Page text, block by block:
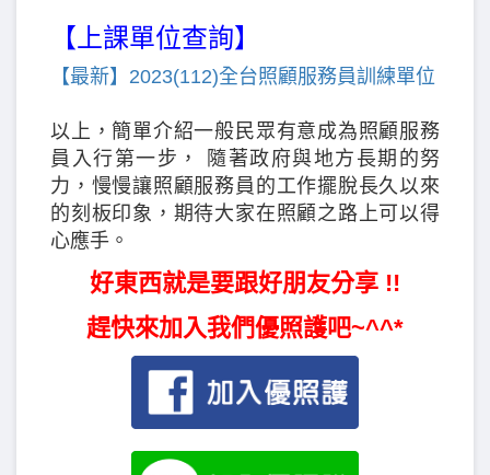
【上課單位查詢】
【最新】2023(112)全台照顧服務員訓練單位
以上，簡單介紹一般民眾有意成為照顧服務
員入行第一步， 隨著政府與地方長期的努
力，慢慢讓照顧服務員的工作擺脫長久以來
的刻板印象，期待大家在照顧之路上可以得
心應手。
好東西就是要跟好朋友分享 !!
趕快來加入我們優照護吧~^^*